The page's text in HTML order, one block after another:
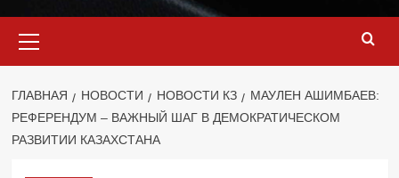
меню
ГЛАВНАЯ НОВОСТИ НОВОСТИ КЗ
МАУЛЕН АШИМБАЕВ:
РЕФЕРЕНДУМ – ВАЖНЫЙ ШАГ В ДЕМОКРАТИЧЕСКОМ
РАЗВИТИИ КАЗАХСТАНА